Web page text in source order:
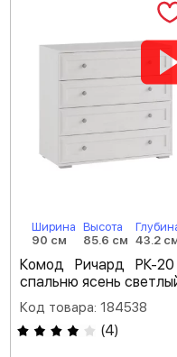
Ширина
90 см
Высота
85.6 см
43.2
Комод Ричард РК-
спальню ясень
Код товара: 184538
(4)